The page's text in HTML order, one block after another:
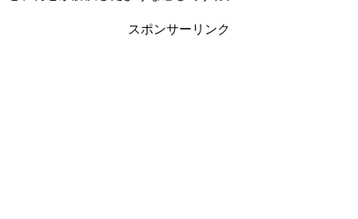
スポンサーリンク